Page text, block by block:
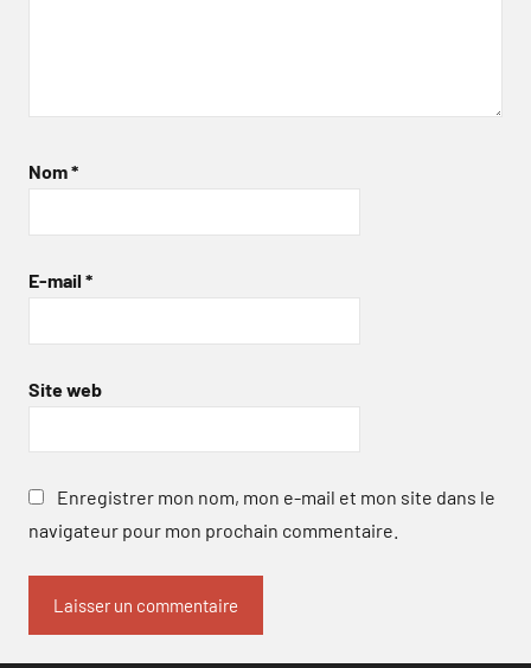
Nom*
E-mail *
Site web
Enregistrer mon nom, mon e-mail et mon site dans le
navigateur pour mon prochain commentaire.